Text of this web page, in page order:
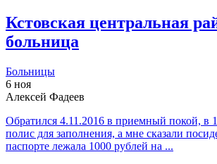
Кстовская центральная
больница
Больницы
6 ноя
Алексей Фадеев
Обратился 4.11.2016 в приемный покой, в
полис для заполнения, а мне сказали
паспорте лежала 1000 рублей на ...